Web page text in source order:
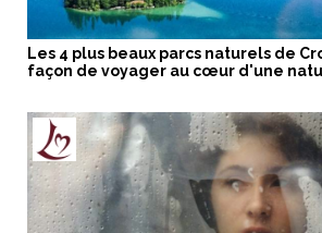
Les 4 plus beaux parcs naturels de
façon de voyager au cœur d'une